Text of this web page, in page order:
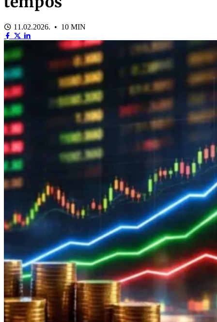
11.02.2026. • 10 MIN